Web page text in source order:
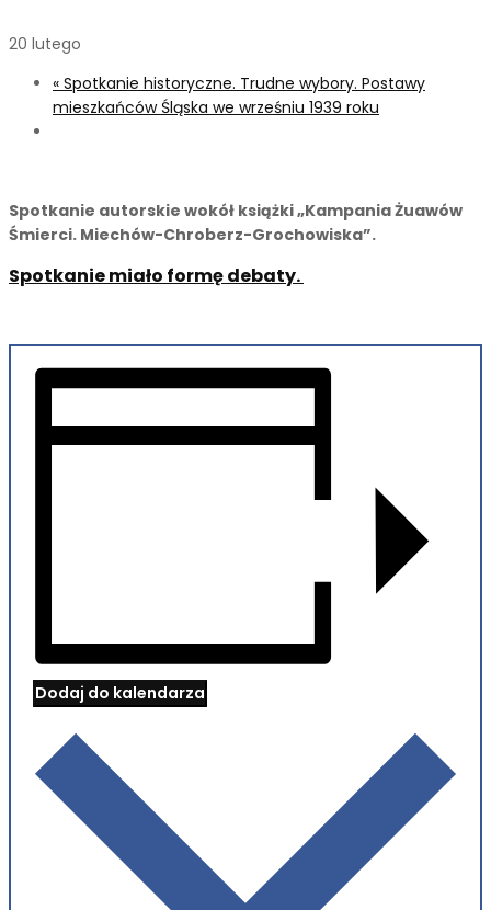
20 lutego
« Spotkanie historyczne. Trudne wybory. Postawy
mieszkańców Śląska we wrześniu 1939 roku
Spotkanie autorskie wokół książki „Kampania Żuawów
Śmierci. Miechów-Chroberz-Grochowiska”.
Spotkanie miało formę debaty.
Dodaj do kalendarza